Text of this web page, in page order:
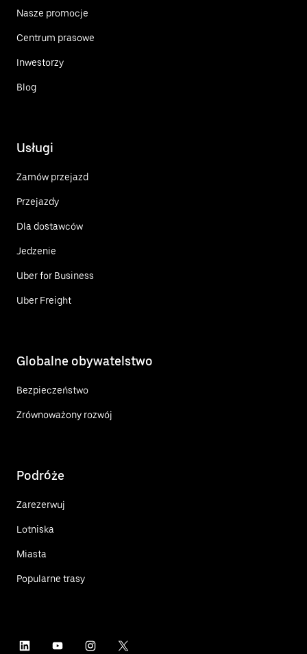
Nasze promocje
Centrum prasowe
Inwestorzy
Blog
Usługi
Zamów przejazd
Przejazdy
Dla dostawców
Jedzenie
Uber for Business
Uber Freight
Globalne obywatelstwo
Bezpieczeństwo
Zrównoważony rozwój
Podróże
Zarezerwuj
Lotniska
Miasta
Popularne trasy